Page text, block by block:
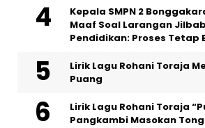
Kepala SMPN 2
Maaf Soal Larangan
Pendidikan: Proses Tetap
Lirik Lagu Rohani Toraja
Puang
Lirik Lagu Rohani Toraja
Pangkambi Masokan